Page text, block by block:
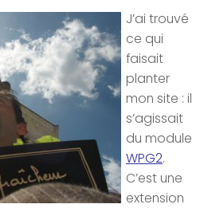
J’ai trouvé
ce qui
faisait
planter
mon site : il
s’agissait
du module
WPG2.
C’est une
extension